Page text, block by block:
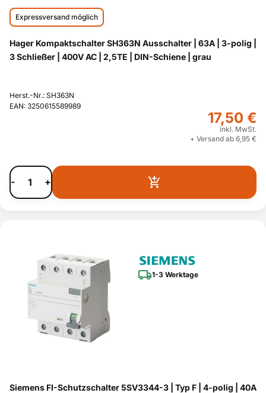
Expressversand möglich
Hager Kompaktschalter SH363N Ausschalter | 63A | 3-polig |
3 Schließer | 400V AC | 2,5TE | DIN-Schiene | grau
Herst.-Nr.: SH363N
EAN: 3250615589989
17,50 €
inkl. MwSt.
+ Versand ab 6,95 €
- +
1-3 Werktage
Siemens FI-Schutzschalter 5SV3344-3 | Typ F | 4-polig | 40A